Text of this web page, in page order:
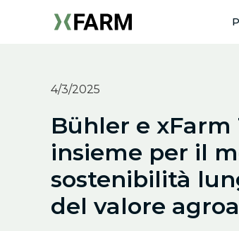
4/3/2025
Bühler e xFarm
insieme per il
sostenibilità
del valore